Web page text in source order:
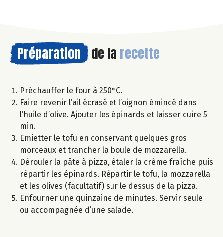
Préparation de la recette
Préchauffer le four à 250°C.
Faire revenir l’ail écrasé et l’oignon émincé dans
l’huile d’olive. Ajouter les épinards et laisser cuire 5
min.
Emietter le tofu en conservant quelques gros
morceaux et trancher la boule de mozzarella.
Dérouler la pâte à pizza, étaler la crème fraîche puis
répartir les épinards. Répartir le tofu, la mozzarella
et les olives (facultatif) sur le dessus de la pizza.
Enfourner une quinzaine de minutes. Servir seule
ou accompagnée d’une salade.